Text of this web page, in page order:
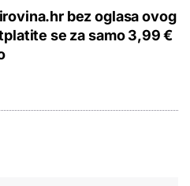
bez oglasa ovog
se za samo 3,99 €